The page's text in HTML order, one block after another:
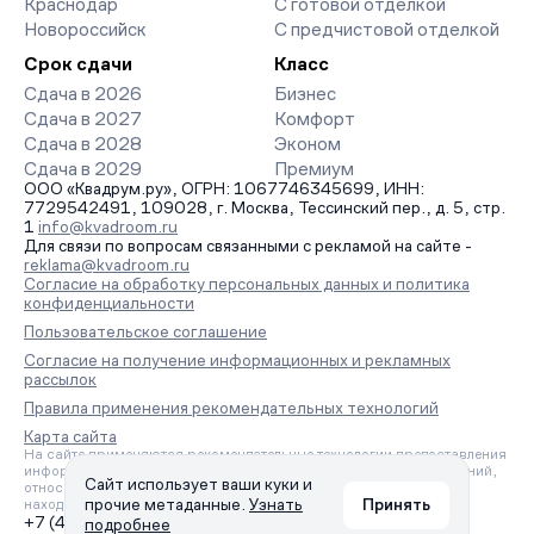
Краснодар
Новороссийск
С готовой отделкой
С предчистовой отделкой
Срок сдачи
Сдача в 2026
Сдача в 2027
Сдача в 2028
Сдача в 2029
Класс
Бизнес
Комфорт
Эконом
Премиум
ООО «Квадрум.ру», ОГРН: 1067746345699, ИНН:
7729542491, 109028, г. Москва, Тессинский пер., д. 5, стр.
1 info@kvadroom.ru
Для связи по вопросам связанными с рекламой на сайте -
reklama@kvadroom.ru
Согласие на обработку персональных данных и политика
конфиденциальности
Пользовательское соглашение
Согласие на получение информационных и рекламных
рассылок
Правила применения рекомендательных технологий
Карта сайта
На сайте применяются рекомендательные технологии предоставления
информации на основе сбора, систематизации и анализа сведений,
относящихся к предпочтениям пользователей сети «Интернет»,
находящихся на территории Российской Федерации.
+7 (495) 157-88-80
Сайт использует ваши куки и
прочие метаданные. Узнать
подробнее
Принять